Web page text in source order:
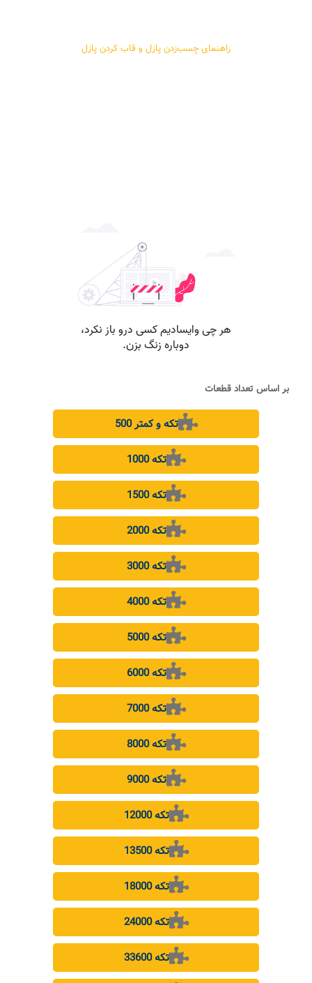
راهنمای چسب‌زدن پازل و قاب کردن پازل
بر اساس تعداد قطعات
500 تکه و کمتر
1000 تکه
1500 تکه
2000 تکه
3000 تکه
4000 تکه
5000 تکه
6000 تکه
7000 تکه
8000 تکه
9000 تکه
12000 تکه
13500 تکه
18000 تکه
24000 تکه
33600 تکه